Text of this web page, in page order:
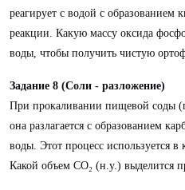
реагирует с водой с
реакции. Какую массу оксида
воды, чтобы получить чистую
Задание 8 (Соли - разложение)
При прокаливании пищевой соды
она разлагается с образованием
воды. Этот процесс используется в
Какой объем CO₂ (н.у.) выделится